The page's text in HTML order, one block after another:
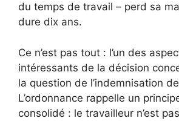
du temps de travail – perd sa
dure dix ans.
Ce n’est pas tout : l’un des
intéressants de la décision
la question de l’indemnisation
L’ordonnance rappelle un
consolidé : le travailleur n’est pas